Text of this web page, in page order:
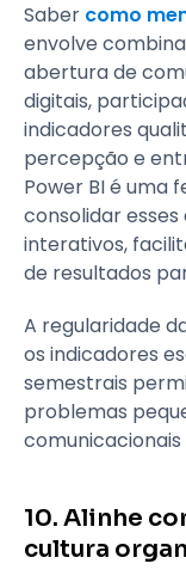
Saber como
envolve
abertura de
digitais,
indicadores
percepção e
Power BI é uma
consolidar esses
interativos,
de resultados
A regularidade
os indicadores
semestrais
problemas
10. Alinhe
cultura